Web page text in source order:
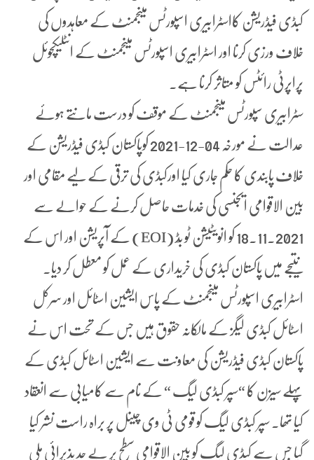
کبڈی فیڈریشن کااسٹرابیری اسپورٹس مینجمنٹ کے معاہدوں کی
خلاف ورزی کرنا اور اسٹرابیری اسپورٹس مینجمنٹ کے انٹلیکچوئل
پراپرٹی رائٹس کو متاثر کرنا ہے۔
سٹرابیری سپورٹس مینجمنٹ کے موقف کو درست مانتے ہوئے
عدالت نے مورخہ 04-12-2021 کوپاکستان کبڈی فیڈریشن کے
خلاف پابندی کا حکم جاری کیا اورکبڈی کی ترقی کے لیے مقامی اور
بین الاقوامی ایجنسی کی خدمات حاصل کرنے کے حوالے سے
18.11.2021 کو انویٹیشن ٹو بِڈ (EOI) کے آپریشن اور اس کے
نتیجے میں پاکستان کبڈی کی خریداری کے عمل کو معطل کر دیا۔
اسٹرابیری اسپورٹس مینجمنٹ کے پاس ایشین اسٹائل اور سرکل
اسٹائل کبڈی لیگز کے مالکانہ حقوق ہیں جس کے تحت اس نے
پاکستان کبڈی فیڈریشن کی معاونت سے ایشین اسٹائل کبڈی کے
پہلے سیزن کا “سپر کبڈی لیگ “ کے نام سے کامیابی سے انعقاد
کیا تھا۔ سپر کبڈی لیگ کو قومی ٹی وی چینل پر براہ راست نشر کیا
گیا جس سے کبڈی لیگ کو بین الاقوامی سطح پر بے حد پذیرائی ملی